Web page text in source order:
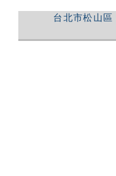
台北市松山區